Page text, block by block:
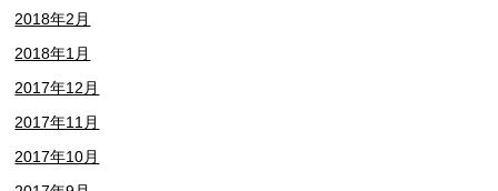
2018年2月
2018年1月
2017年12月
2017年11月
2017年10月